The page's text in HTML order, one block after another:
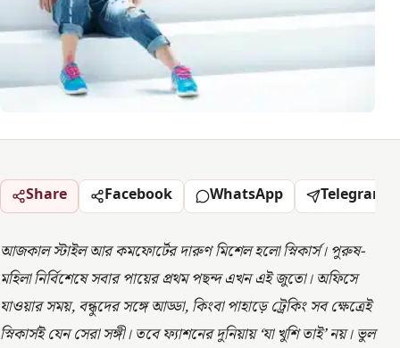
Share Facebook WhatsApp Telegram
আজকাল স্টাইল আর কমফোর্টের দারুণ মিশেল হলো স্নিকার্স। পুরুষ-
মহিলা নির্বিশেষে সবার পায়ের প্রথম পছন্দ এখন এই জুতো। অফিসে
যাওয়ার সময়, বন্ধুদের সঙ্গে আড্ডা, কিংবা পাহাড়ে ট্রেকিং সব ক্ষেত্রেই
স্নিকার্সই যেন সেরা সঙ্গী। তবে ফ্যাশনের দুনিয়ায় ‘যা খুশি তাই’ নয়। ভুল